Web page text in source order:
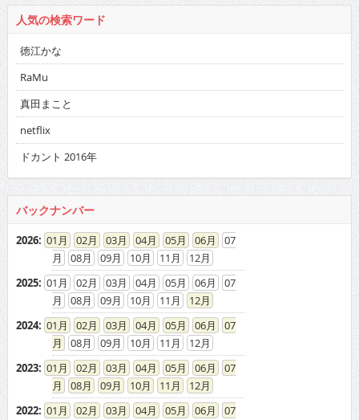
人気の検索ワード
徳江かな
RaMu
真田まこと
netflix
ドカント 2016年
バックナンバー
2026: 01 02 03 04 05 06
07
08
09 10 11
12
2025: 01 02 03 04 05 06
07
08
09 10 11
12
2024: 01 02 03 04 05 06
07
08
09 10 11
12
2023: 01 02 03 04 05 06
07
08
09 10 11
12
2022: 01 02 03 04 05 06
07